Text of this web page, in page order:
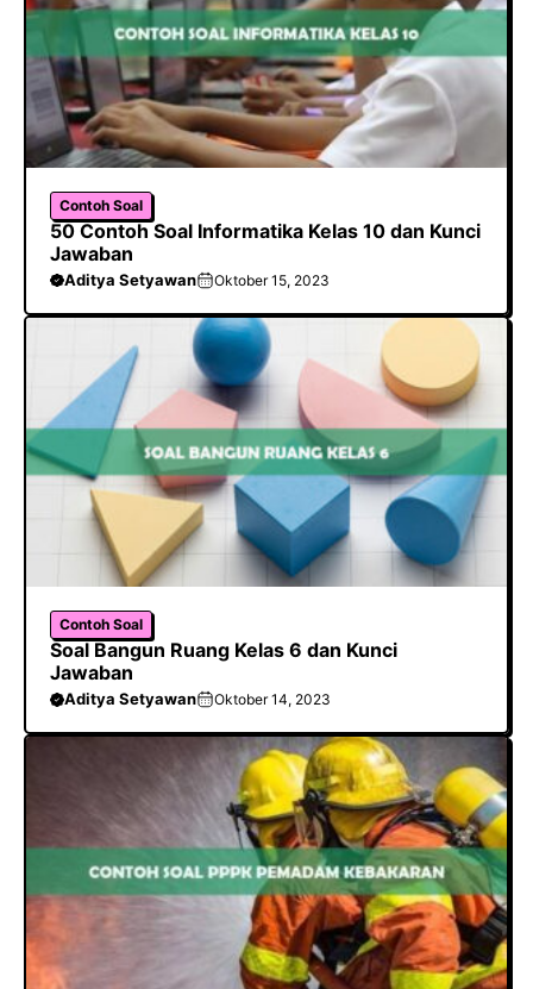
Contoh Soal
50 Contoh Soal Informatika Kelas 10 dan Kunci
Jawaban
Aditya Setyawan Oktober 15, 2023
Contoh Soal
Soal Bangun Ruang Kelas 6 dan Kunci
Jawaban
Aditya Setyawan Oktober 14, 2023